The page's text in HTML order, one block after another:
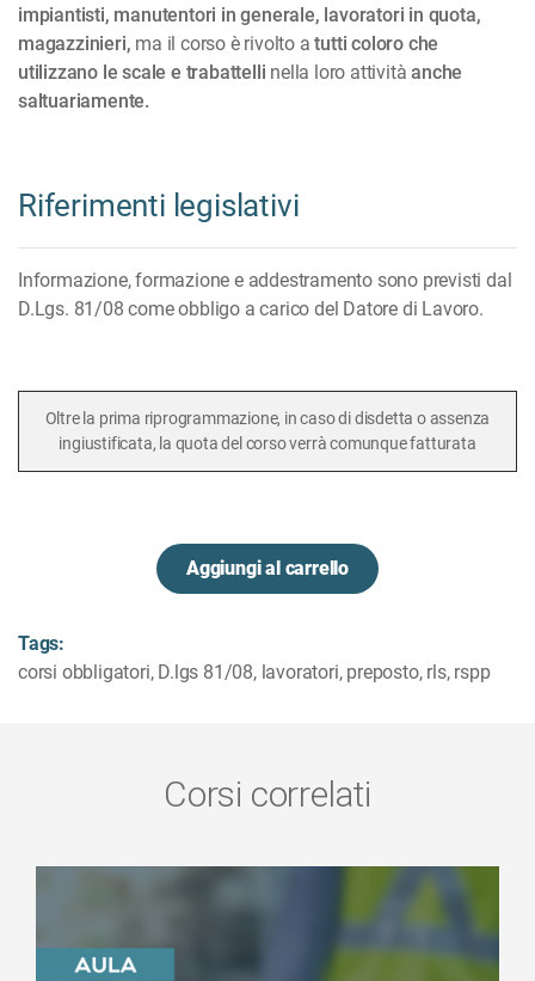
impiantisti, manutentori in generale, lavoratori in quota,
magazzinieri, ma il corso è rivolto atutti coloro che
utilizzano le scale e trabattelli nella loro attivitàanche
saltuariamente.
Riferimenti legislativi
Informazione, formazione e addestramento sono previsti dal
D.Lgs. 81/08 come obbligo a carico del Datore di Lavoro.
Oltre la prima riprogrammazione, in caso di disdetta o assenza
ingiustificata, la quota del corso verrà comunque fatturata
Aggiungi al carrello
Tags:
corsi obbligatori, D.lgs 81/08, lavoratori, preposto, rls, rspp
Corsi correlati